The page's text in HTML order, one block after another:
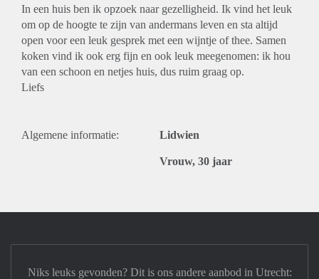
In een huis ben ik opzoek naar gezelligheid. Ik vind het leuk
om op de hoogte te zijn van andermans leven en sta altijd
open voor een leuk gesprek met een wijntje of thee. Samen
koken vind ik ook erg fijn en ook leuk meegenomen: ik hou
van een schoon en netjes huis, dus ruim graag op.
Liefs
Algemene informatie: Lidwien
Vrouw, 30 jaar
Niks leuks gevonden? Dit is ons andere aanbod in Utrecht: